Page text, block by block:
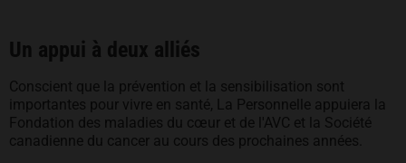
Un appui à deux alliés
Conscient que la prévention et la sensibilisation sont
importantes pour vivre en santé, La Personnelle appuiera la
Fondation des maladies du cœur et de l'AVC et la Société
canadienne du cancer au cours des prochaines années.